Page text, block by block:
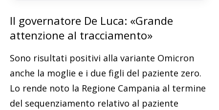
Il governatore De Luca: «Grande
attenzione al tracciamento»
Sono risultati positivi alla variante Omicron
anche la moglie e i due figli del paziente zero.
Lo rende noto la Regione Campania al termine
del sequenziamento relativo al paziente